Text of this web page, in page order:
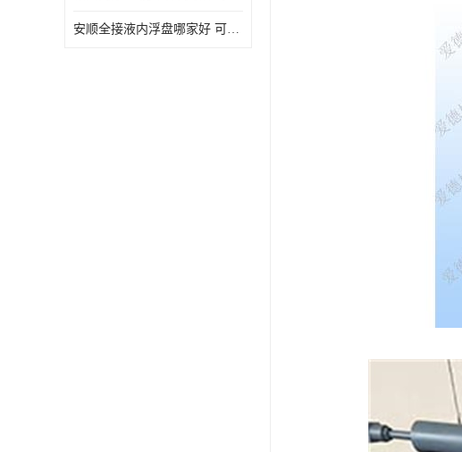
安顺全接液内浮盘哪家好 可以自动上下浮动 密封性能好